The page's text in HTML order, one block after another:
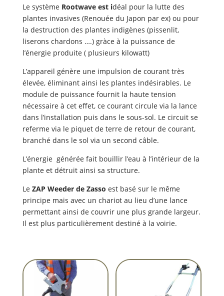
Le système Rootwave est idéal pour la lutte des
plantes invasives (Renouée du Japon par ex) ou pour
la destruction des plantes indigènes (pissenlit,
liserons chardons ….) gràce à la puissance de
l’énergie produite ( plusieurs kilowatt)
L’appareil génère une impulsion de courant très
élevée, éliminant ainsi les plantes indésirables. Le
module de puissance fournit la haute tension
nécessaire à cet effet, ce courant circule via la lance
dans l’installation puis dans le sous-sol. Le circuit se
referme via le piquet de terre de retour de courant,
branché dans le sol via un second câble.
L’énergie générée fait bouillir l’eau à l’intérieur de la
plante et détruit ainsi sa structure.
Le ZAP Weeder de Zasso est basé sur le même
principe mais avec un chariot au lieu d’une lance
permettant ainsi de couvrir une plus grande largeur.
Il est plus particulièrement destiné à la voirie.